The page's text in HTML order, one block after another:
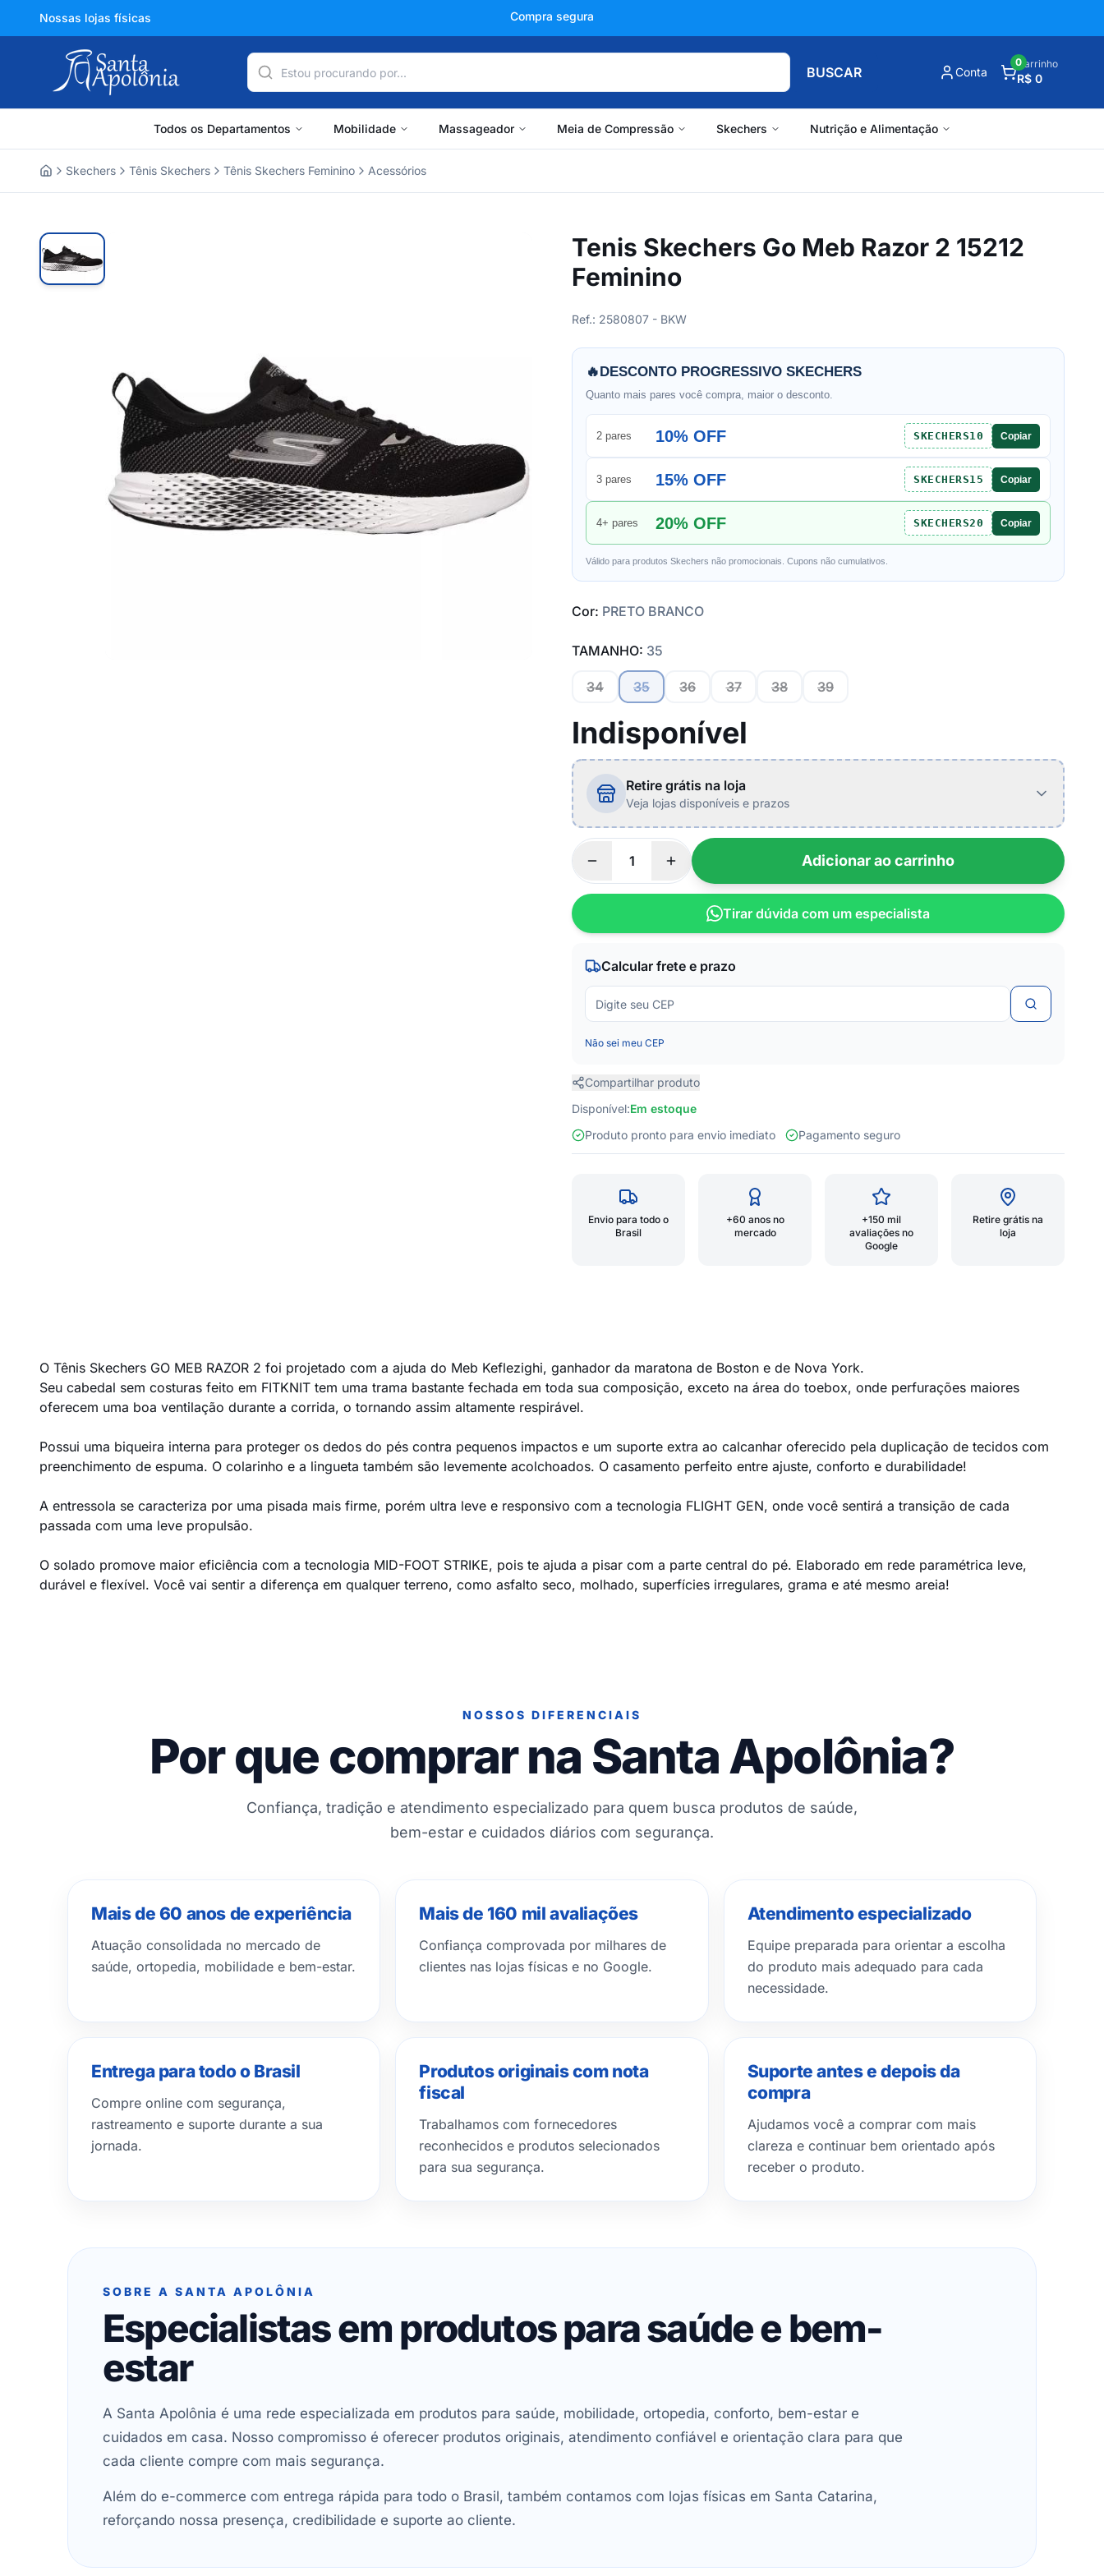
Nossas lojas físicas +150 mil avaliações
BUSCAR Conta
Carrinho
R$ 0
0
Todos os Departamentos Mobilidade Massageador Meia de Compressão Skechers Nutrição e Alimentação
Skechers Tênis Skechers Tênis Skechers Feminino Acessórios
Tenis Skechers Go Meb Razor 2 15212
Feminino
Ref.: 2580807 - BKW
🔥DESCONTO PROGRESSIVO SKECHERS
Quanto mais pares você compra, maior o desconto.
2 pares 10% OFF SKECHERS10 Copiar
3 pares 15% OFF SKECHERS15 Copiar
4+ pares 20% OFF SKECHERS20 Copiar
Válido para produtos Skechers não promocionais. Cupons não cumulativos.
Cor: PRETO BRANCO
TAMANHO: 35
34 35 36 37 38 39
Indisponível
Retire grátis na loja
Veja lojas disponíveis e prazos
Adicionar ao carrinho
Tirar dúvida com um especialista
Calcular frete e prazo
Não sei meu CEP
Compartilhar produto
Disponível:Em estoque
Produto pronto para envio imediato
Pagamento seguro
Envio para todo o
Brasil
+60 anos no
mercado
+150 mil
avaliações no
Google
Retire grátis na
loja
O Tênis Skechers GO MEB RAZOR 2 foi projetado com a ajuda do Meb Keflezighi, ganhador da maratona de Boston e de Nova York.
Seu cabedal sem costuras feito em FITKNIT tem uma trama bastante fechada em toda sua composição, exceto na área do toebox, onde perfurações maiores
oferecem uma boa ventilação durante a corrida, o tornando assim altamente respirável.
Possui uma biqueira interna para proteger os dedos do pés contra pequenos impactos e um suporte extra ao calcanhar oferecido pela duplicação de tecidos com
preenchimento de espuma. O colarinho e a lingueta também são levemente acolchoados. O casamento perfeito entre ajuste, conforto e durabilidade!
A entressola se caracteriza por uma pisada mais firme, porém ultra leve e responsivo com a tecnologia FLIGHT GEN, onde você sentirá a transição de cada
passada com uma leve propulsão.
O solado promove maior eficiência com a tecnologia MID-FOOT STRIKE, pois te ajuda a pisar com a parte central do pé. Elaborado em rede paramétrica leve,
durável e flexível. Você vai sentir a diferença em qualquer terreno, como asfalto seco, molhado, superfícies irregulares, grama e até mesmo areia!
NOSSOS DIFERENCIAIS
Por que comprar na Santa Apolônia?
Confiança, tradição e atendimento especializado para quem busca produtos de saúde,
bem-estar e cuidados diários com segurança.
Mais de 60 anos de experiência
Atuação consolidada no mercado de
saúde, ortopedia, mobilidade e bem-estar.
Mais de 160 mil avaliações
Confiança comprovada por milhares de
clientes nas lojas físicas e no Google.
Atendimento especializado
Equipe preparada para orientar a escolha
do produto mais adequado para cada
necessidade.
Entrega para todo o Brasil
Compre online com segurança,
rastreamento e suporte durante a sua
jornada.
Produtos originais com nota
fiscal
Trabalhamos com fornecedores
reconhecidos e produtos selecionados
para sua segurança.
Suporte antes e depois da
compra
Ajudamos você a comprar com mais
clareza e continuar bem orientado após
receber o produto.
SOBRE A SANTA APOLÔNIA
Especialistas em produtos para saúde e bem-
estar
A Santa Apolônia é uma rede especializada em produtos para saúde, mobilidade, ortopedia, conforto, bem-estar e
cuidados em casa. Nosso compromisso é oferecer produtos originais, atendimento confiável e orientação clara para que
cada cliente compre com mais segurança.
Além do e-commerce com entrega rápida para todo o Brasil, também contamos com lojas físicas em Santa Catarina,
reforçando nossa presença, credibilidade e suporte ao cliente.